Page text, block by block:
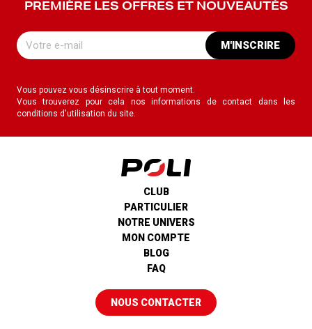
PREMIÈRE LES OFFRES ET NOUVEAUTÉS
M'INSCRIRE
Vous pouvez vous désinscrire à tout moment.
Vous trouverez pour cela nos informations de contact dans les
conditions d'utilisation du site.
CLUB
PARTICULIER
NOTRE UNIVERS
MON COMPTE
BLOG
FAQ
NOUS CONTACTER